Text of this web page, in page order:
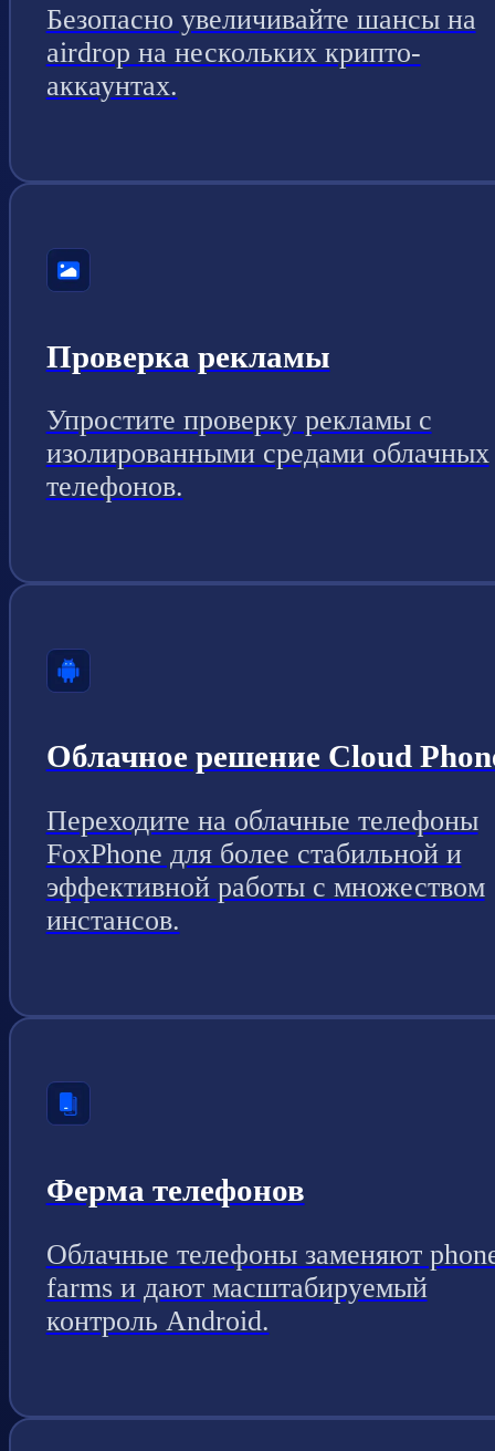
Безопасно увеличивайте шансы на
airdrop на нескольких крипто-
аккаунтах.
Проверка рекламы
Упростите проверку рекламы с
изолированными средами облачных
телефонов.
Облачное решение Cloud
Переходите на облачные телефоны
FoxPhone для более стабильной и
эффективной работы с множеством
инстансов.
Ферма телефонов
Облачные телефоны заменяют
farms и дают масштабируемый
контроль Android.